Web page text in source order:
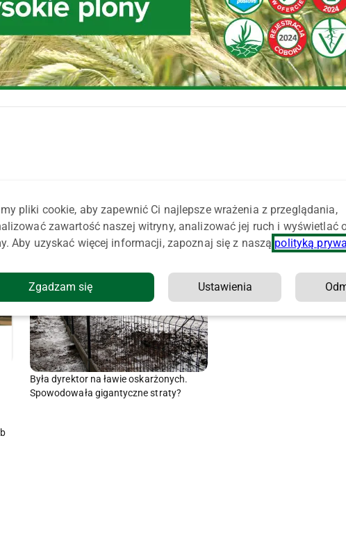
rolniczego
Była dyrektor na ławie oskarżonych.
Spowodowała gigantyczne straty?
pliki cookie, aby zapewnić Ci najlepsze wrażenia z przeglądania,
zawartość naszej witryny, analizować jej ruch i wyświetlać
Aby uzyskać więcej informacji, zapoznaj się z naszą polityką
Zgadzam się Ustawienia